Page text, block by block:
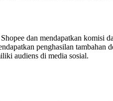
dan mendapatkan komisi
penghasilan tambahan
audiens di media sosial.